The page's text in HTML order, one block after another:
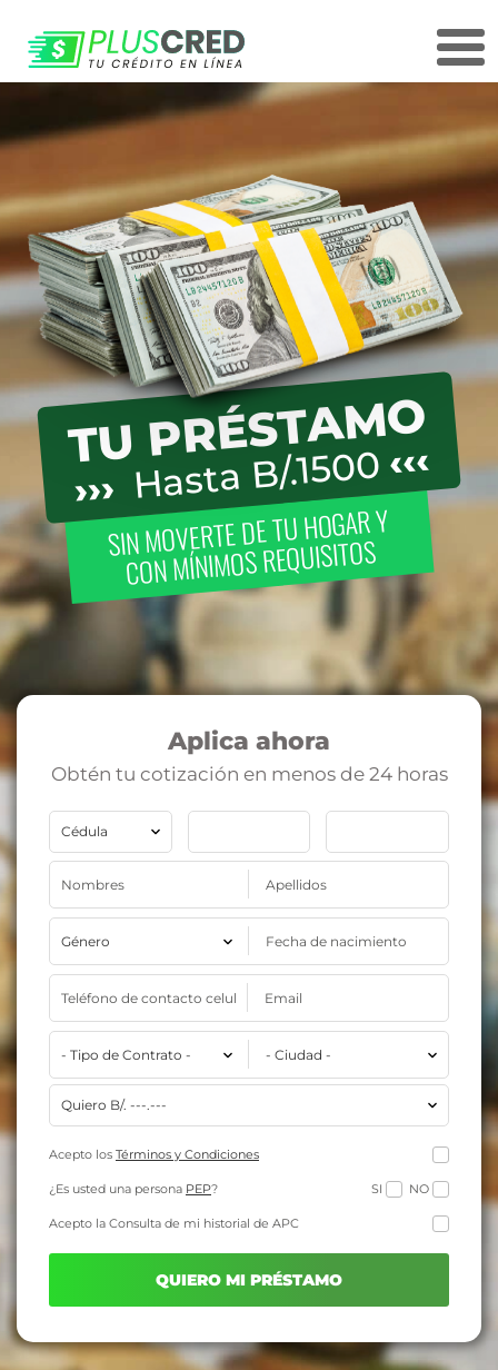
TU PRÉSTAMO
Hasta B/.1500
SIN MOVERTE DE TU HOGAR Y
CON MÍNIMOS REQUISITOS
Aplica ahora
Obtén tu cotización en menos de 24 horas
Acepto los Términos y Condiciones
¿Es usted una persona PEP? SI NO
Acepto la Consulta de mi historial de APC
QUIERO MI PRÉSTAMO